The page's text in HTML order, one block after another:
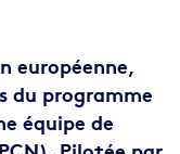
européenne,
du programme
équipe de